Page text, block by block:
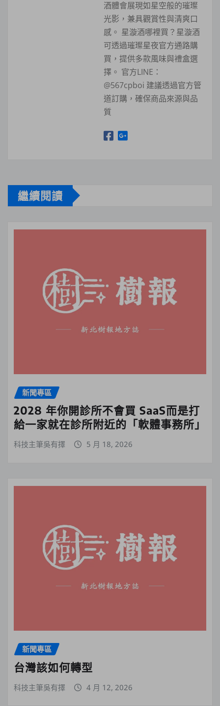
酒體會展現如星空般的璀璨
光影，兼具觀賞性與清爽口
感。 星漩酒哪裡買？星漩酒
可透過璀璨星夜官方通路購
買，提供多款風味與禮盒選
擇。 官方LINE：
@567cpboi 建議透過官方管
道訂購，確保商品來源與品
質
繼續閱讀
新聞專區
2028 年你開診所不會買 SaaS而是打
給一家就在診所附近的「軟體事務所」
科技主筆吳有擇 5 月 18, 2026
新聞專區
台灣該如何轉型
科技主筆吳有擇 4 月 12, 2026